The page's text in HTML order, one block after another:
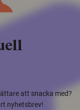
att snacka med?
nyhetsbrev!